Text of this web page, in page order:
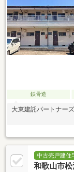
鉄骨造
大東建託パートナー
中古売戸建住
和歌山市